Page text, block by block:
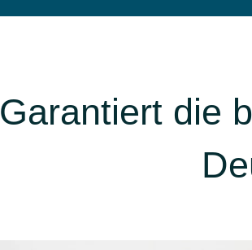
Garantiert die